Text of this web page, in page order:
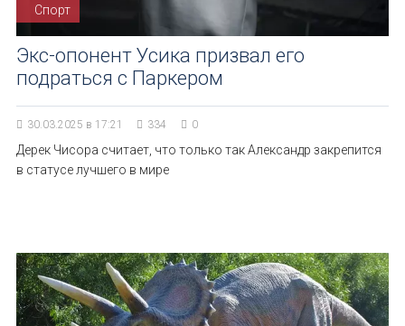
Спорт
Экс-опонент Усика призвал его
подраться с Паркером
30.03.2025 в 17:21 334 0
Дерек Чисора считает, что только так Александр закрепится
в статусе лучшего в мире